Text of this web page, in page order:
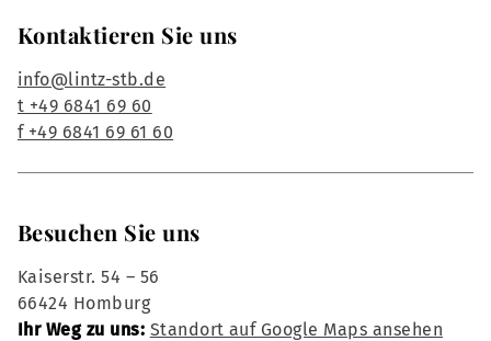
Kontaktieren Sie uns
info@lintz-stb.de
t +49 6841 69 60
f +49 6841 69 61 60
Besuchen Sie uns
Kaiserstr. 54 – 56
66424 Homburg
Ihr Weg zu uns: Standort auf Google Maps ansehen